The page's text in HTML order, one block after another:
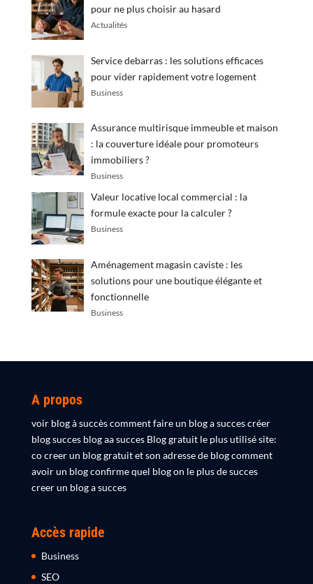
pour ne plus choisir au hasard
Actualités
Service debarras : les solutions efficaces
pour vider rapidement votre logement
Business
Assurance multirisque immeuble et maison
: la couverture idéale pour promoteurs
immobiliers ?
Business
Valeur locative local commercial : la
formule exacte pour la calculer ?
Business
Aménagement magasin caviste : les
solutions pour une boutique élégante et
fonctionnelle
Business
A propos
voir blog à succès comment faire un blog a succes créer
blog succes blog aa succes Blog gratuit le plus utilisé site:
co creer un blog gratuit et son adresse de blog comment
avoir un blog confirme quel blog on le plus de succes
creer un blog a succes
Accès rapide
Business
SEO